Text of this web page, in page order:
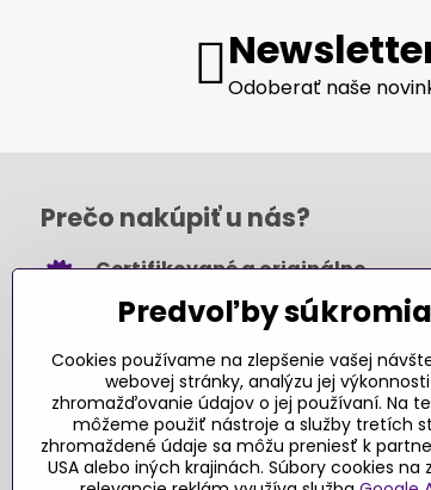
Odoberať naše
Prečo nakúpiť u nás?
Certifikované a originálne
Takmer 100% spokojných
zákazníkov
Pri nákupe nad 49 € doprava
zadarmo
Návody a tipy
Predvoľby súkromia
Cookies používame na zlepšenie vašej
webovej stránky, analýzu jej
zhromažďovanie údajov o jej používaní. Na
môžeme použiť nástroje a služby tretích
zhromaždené údaje sa môžu preniesť k
USA alebo iných krajinách. Súbory cookies na